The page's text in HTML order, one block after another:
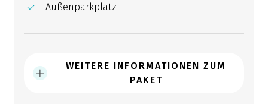
Außenparkplatz
WEITERE INFORMATIONEN ZUM
PAKET